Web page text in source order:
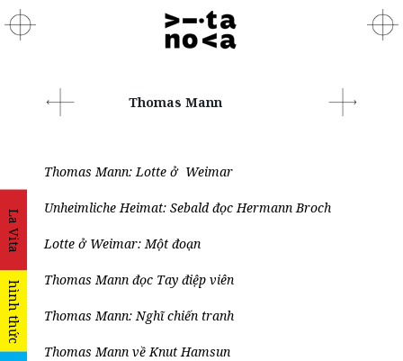
La Vita
hình thức
Thomas Mann
Thomas Mann: Lotte ở Weimar
Unheimliche Heimat: Sebald đọc Hermann Broch
Lotte ở Weimar: Một đoạn
Thomas Mann đọc Tay điệp viên
Thomas Mann: Nghĩ chiến tranh
Thomas Mann về Knut Hamsun